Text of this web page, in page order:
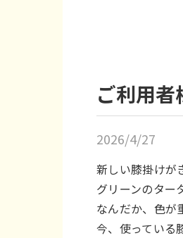
ご利用者
2026/4/27
新しい膝掛けが
グリーンのター
なんだか、色が
今、使っている